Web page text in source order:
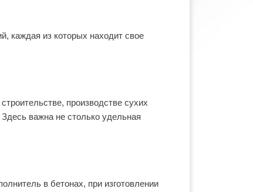
каждая из которых находит свое
производстве сухих
важна не столько удельная
в бетонах, при изготовлении